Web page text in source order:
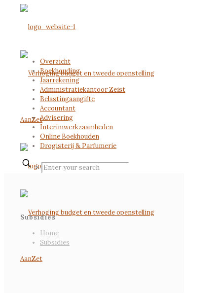
Overzicht
Boekhouding
Jaarrekening
Administratiekantoor Zeist
Belastingaangifte
Accountant
Advisering
Interimwerkzaamheden
Online Boekhouden
Drogisterij & Parfumerie
✕
Subsidies
Home
Subsidies